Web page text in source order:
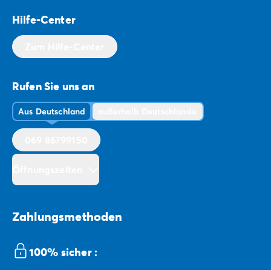
Hilfe-Center
Rufen Sie uns an
Aus Deutschland
Zahlungsmethoden
100% sicher :